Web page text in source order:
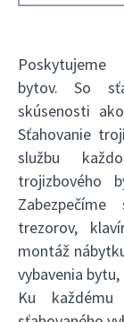
Poskytujeme
bytov. So
skúsenosti
Sťahovanie
službu
trojizbového
trezorov,
montáž
vybavenia
Ku každému